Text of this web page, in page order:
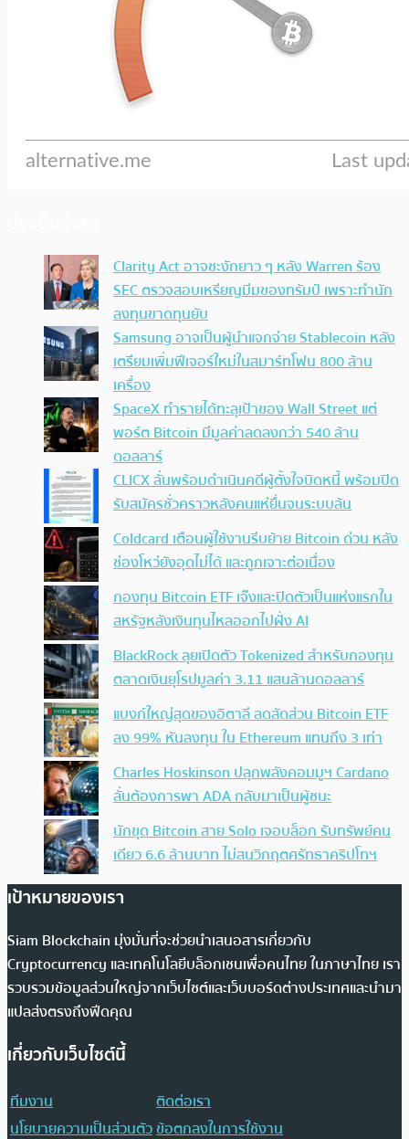
Clarity Act อาจชะงักยาว ๆ หลัง Warren ร้อง
SEC ตรวจสอบเหรียญมีมของทรัมป์ เพราะทำนัก
ลงทุนขาดทุนยับ
Samsung อาจเป็นผู้นำแจกจ่าย Stablecoin หลัง
เตรียมเพิ่มฟีเจอร์ใหม่ในสมาร์ทโฟน 800 ล้าน
เครื่อง
SpaceX ทำรายได้ทะลุเป้าของ Wall Street แต่
พอร์ต Bitcoin มีมูลค่าลดลงกว่า 540 ล้าน
ดอลลาร์
CLICX ลั่นพร้อมดำเนินคดีผู้ตั้งใจบิดหนี้ พร้อมปิด
รับสมัครชั่วคราวหลังคนแห่ยื่นจนระบบล้น
Coldcard เตือนผู้ใช้งานรีบย้าย Bitcoin ด่วน หลัง
ช่องโหว่ยังอุดไม่ได้ และถูกเจาะต่อเนื่อง
กองทุน Bitcoin ETF เจ๊งและปิดตัวเป็นแห่งแรกใน
สหรัฐหลังเงินทุนไหลออกไปฝั่ง AI
BlackRock ลุยเปิดตัว Tokenized สำหรับกองทุน
ตลาดเงินยุโรปมูลค่า 3.11 แสนล้านดอลลาร์
แบงก์ใหญ่สุดของอิตาลี ลดสัดส่วน Bitcoin ETF
ลง 99% หันลงทุน ใน Ethereum แทนถึง 3 เท่า
Charles Hoskinson ปลุกพลังคอมมูฯ Cardano
ลั่นต้องการพา ADA กลับมาเป็นผู้ชนะ
นักขุด Bitcoin สาย Solo เจอบล็อก รับทรัพย์คน
เดียว 6.6 ล้านบาท ไม่สนวิกฤตศรัทธาคริปโทฯ
เป้าหมายของเรา
Siam Blockchain มุ่งมั่นที่จะช่วยนำเสนอสารเกี่ยวกับ
Cryptocurrency และเทคโนโลยีบล็อกเชนเพื่อคนไทย ในภาษาไทย เรา
รวบรวมข้อมูลส่วนใหญ่จากเว็บไซต์และเว็บบอร์ดต่างประเทศและนำมา
แปลส่งตรงถึงฟีดคุณ
เกี่ยวกับเว็บไซต์นี้
ทีมงาน
ติดต่อเรา
นโยบายความเป็นส่วนตัวข้อตกลงในการใช้งาน